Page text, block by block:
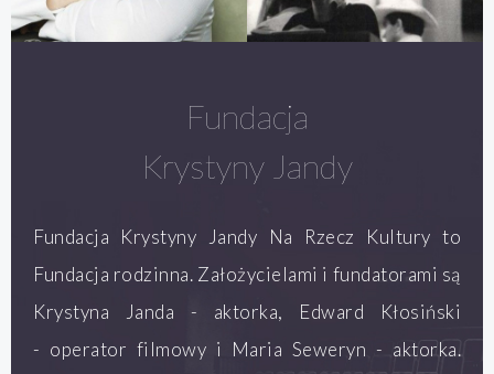
Fundacja
Krystyny Jandy
Fundacja Krystyny Jandy Na Rzecz Kultury to
Fundacja rodzinna. Założycielami i fundatorami są
Krystyna Janda - aktorka, Edward Kłosiński
- operator filmowy i Maria Seweryn - aktorka.